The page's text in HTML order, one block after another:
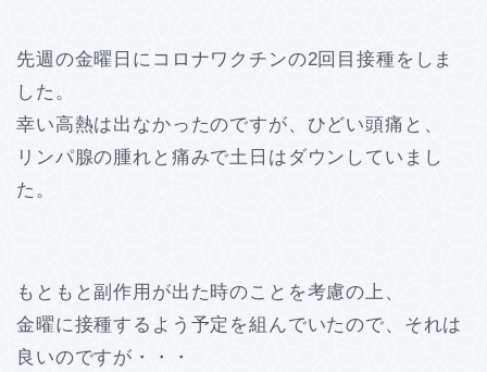
先週の金曜日にコロナワクチンの2回目接種をしま
した。
幸い高熱は出なかったのですが、ひどい頭痛と、
リンパ腺の腫れと痛みで土日はダウンしていまし
た。
もともと副作用が出た時のことを考慮の上、
金曜に接種するよう予定を組んでいたので、それは
良いのですが・・・